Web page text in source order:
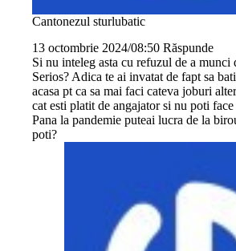
Cantonezul sturlubatic
13 octombrie 2024/08:50 Răspunde
Si nu inteleg asta cu refuzul de a munci
Serios? Adica te ai invatat de fapt sa
acasa pt ca sa mai faci cateva joburi
cat esti platit de angajator si nu poti
Pana la pandemie puteai lucra de la
poti?